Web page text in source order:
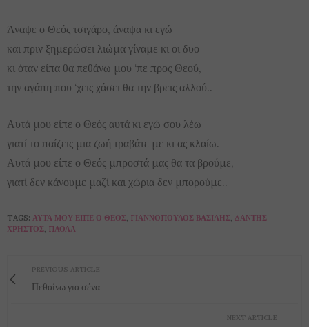
Άναψε ο Θεός τσιγάρο, άναψα κι εγώ
και πριν ξημερώσει λιώμα γίναμε κι οι δυο
κι όταν είπα θα πεθάνω μου ‘πε προς Θεού,
την αγάπη που ‘χεις χάσει θα την βρεις αλλού..
Αυτά μου είπε ο Θεός αυτά κι εγώ σου λέω
γιατί το παίζεις μια ζωή τραβάτε με κι ας κλαίω.
Αυτά μου είπε ο Θεός μπροστά μας θα τα βρούμε,
γιατί δεν κάνουμε μαζί και χώρια δεν μπορούμε..
TAGS: ΑΥΤΆ ΜΟΥ ΕΊΠΕ Ο ΘΕΌΣ, ΓΙΑΝΝΌΠΟΥΛΟΣ ΒΑΣΊΛΗΣ, ΔΆΝΤΗΣ
ΧΡΉΣΤΟΣ, ΠΆΟΛΑ
PREVIOUS ARTICLE
Πεθαίνω για σένα
NEXT ARTICLE